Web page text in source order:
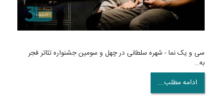
سی و یک نما - شهره سلطانی در چهل و سومین جشنواره تئاتر فجر
به…
ادامه مطلب...